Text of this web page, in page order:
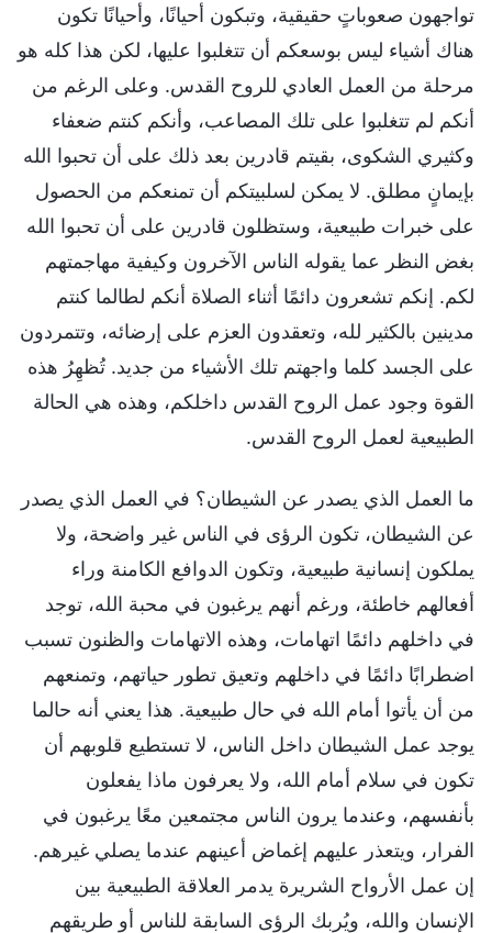
تواجهون صعوباتٍ حقيقية، وتبكون أحيانًا، وأحيانًا تكون
هناك أشياء ليس بوسعكم أن تتغلبوا عليها، لكن هذا كله هو
مرحلة من العمل العادي للروح القدس. وعلى الرغم من
أنكم لم تتغلبوا على تلك المصاعب، وأنكم كنتم ضعفاء
وكثيري الشكوى، بقيتم قادرين بعد ذلك على أن تحبوا الله
بإيمانٍ مطلق. لا يمكن لسلبيتكم أن تمنعكم من الحصول
على خبرات طبيعية، وستظلون قادرين على أن تحبوا الله
بغض النظر عما يقوله الناس الآخرون وكيفية مهاجمتهم
لكم. إنكم تشعرون دائمًا أثناء الصلاة أنكم لطالما كنتم
مدينين بالكثير لله، وتعقدون العزم على إرضائه، وتتمردون
على الجسد كلما واجهتم تلك الأشياء من جديد. تُظهِرُ هذه
القوة وجود عمل الروح القدس داخلكم، وهذه هي الحالة
الطبيعية لعمل الروح القدس.
ما العمل الذي يصدر عن الشيطان؟ في العمل الذي يصدر
عن الشيطان، تكون الرؤى في الناس غير واضحة، ولا
يملكون إنسانية طبيعية، وتكون الدوافع الكامنة وراء
أفعالهم خاطئة، ورغم أنهم يرغبون في محبة الله، توجد
في داخلهم دائمًا اتهامات، وهذه الاتهامات والظنون تسبب
اضطرابًا دائمًا في داخلهم وتعيق تطور حياتهم، وتمنعهم
من أن يأتوا أمام الله في حال طبيعية. هذا يعني أنه حالما
يوجد عمل الشيطان داخل الناس، لا تستطيع قلوبهم أن
تكون في سلام أمام الله، ولا يعرفون ماذا يفعلون
بأنفسهم، وعندما يرون الناس مجتمعين معًا يرغبون في
الفرار، ويتعذر عليهم إغماض أعينهم عندما يصلي غيرهم.
إن عمل الأرواح الشريرة يدمر العلاقة الطبيعية بين
الإنسان والله، ويُربك الرؤى السابقة للناس أو طريقهم